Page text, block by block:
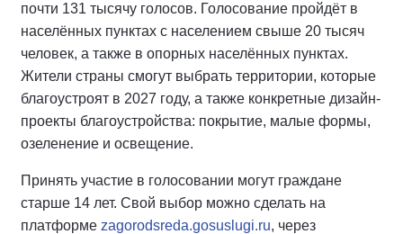
почти 131 тысячу голосов. Голосование пройдёт в
населённых пунктах с населением свыше 20 тысяч
человек, а также в опорных населённых пунктах.
Жители страны смогут выбрать территории, которые
благоустроят в 2027 году, а также конкретные дизайн-
проекты благоустройства: покрытие, малые формы,
озеленение и освещение.
Принять участие в голосовании могут граждане
старше 14 лет. Свой выбор можно сделать на
платформе zagorodsreda.gosuslugi.ru, через